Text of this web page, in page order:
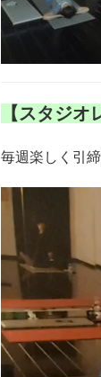
【スタジオ
毎週楽しく引
レ
ー